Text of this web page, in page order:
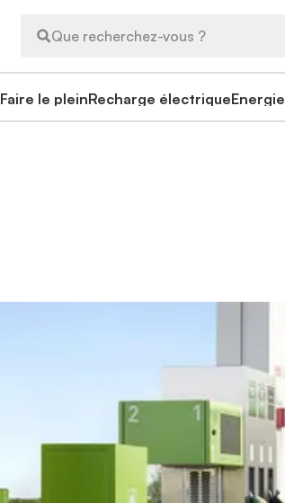
Que recherchez-vous ?
Faire le pleinRecharge électriqueEnergie